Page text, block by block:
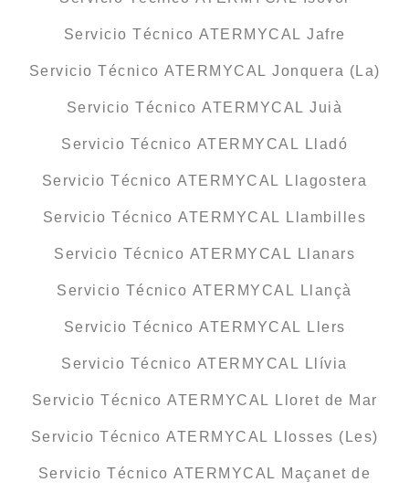
Servicio Técnico ATERMYCAL Jafre
Servicio Técnico ATERMYCAL Jonquera (La)
Servicio Técnico ATERMYCAL Juià
Servicio Técnico ATERMYCAL Lladó
Servicio Técnico ATERMYCAL Llagostera
Servicio Técnico ATERMYCAL Llambilles
Servicio Técnico ATERMYCAL Llanars
Servicio Técnico ATERMYCAL Llançà
Servicio Técnico ATERMYCAL Llers
Servicio Técnico ATERMYCAL Llívia
Servicio Técnico ATERMYCAL Lloret de Mar
Servicio Técnico ATERMYCAL Llosses (Les)
Servicio Técnico ATERMYCAL Maçanet de